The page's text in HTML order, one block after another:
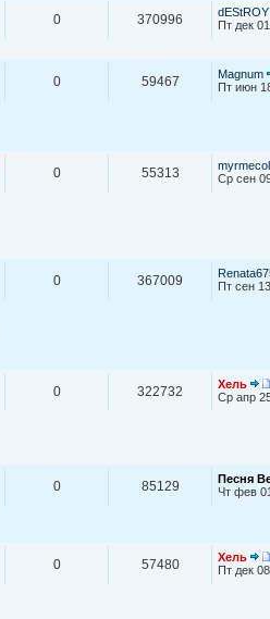
0 370996
dEStROY
Пт дек
0 59467
Magnum
Пт июн
0 55313
Ср сен
0 367009
Пт сен
0 322732
Хель
Ср апр
0 85129
Песня
Чт фев
0 57480
Хель
Пт дек